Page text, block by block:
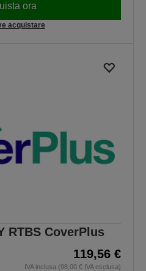
ora
acquistare
RTBS CoverPlus
119,56 €
IVA inclusa (98,00 € IVA esclusa)